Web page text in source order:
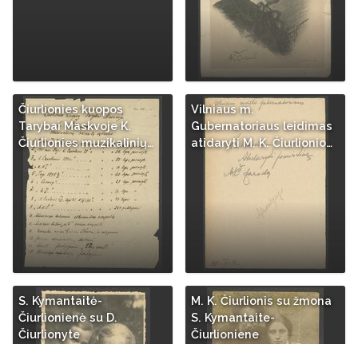
Čiurlionies kuopos
Tarybai Maskvoje K.
Čiurlionies muzikalinių…
Vilniaus m.
Gubernatoriaus leidimas
atidaryti M. K. Čiurlionio…
S. Kymantaitė-
Čiurlionienė su D.
Čiurlionyte
M. K. Čiurlionis su žmona
S. Kymantaite-
Čiurlioniene